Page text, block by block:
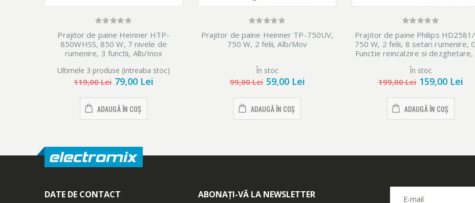
Prajitor de paine Heinner HTP-
850WHSS, 850 W, 7 nivele de
rumenire, 3 functii, Alb/Inox
Ultimele 3 produse (intreaba stoc)
119,00 Lei 79,00 Lei
ADAUGĂ ÎN COȘ
Prajitor de paine Heinner TP-750UV,
750 W, 2 felii, Alb/Mov
În stoc
99,00 Lei 59,00 Lei
ADAUGĂ ÎN COȘ
Prajitor de paine Philips
750 W, 2 felii, 8 setari rumenire,
Functie reincalzire si dezghetare,
În stoc
199,00 Lei 159,00 Lei
ADAUGĂ ÎN COȘ
DATE DE CONTACT ABONAȚI-VĂ LA NEWSLETTER